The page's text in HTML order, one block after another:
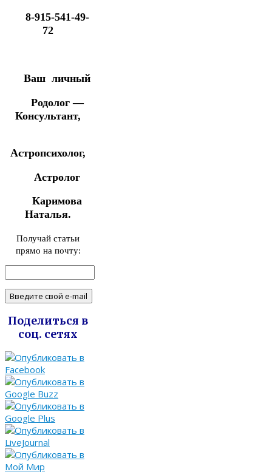
8-915-541-49-
72
Ваш личный
Родолог —
Консультант,
Астропсихолог,
Астролог
Каримова
Наталья.
Получай статьи
прямо на почту:
Поделиться в
соц. сетях